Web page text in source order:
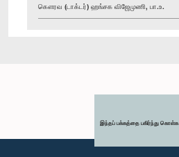
கௌரவ (டாக்டர்) ஹங்சக விஜேமுணி, பா.உ.
இந்தப் பக்கத்தை பகிர்ந்து கொள்க